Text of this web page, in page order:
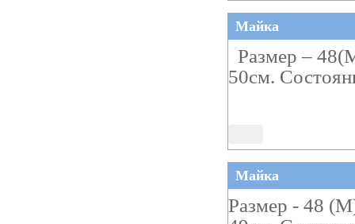
Майка
Размер –
50см.
Майка
Размер - 48